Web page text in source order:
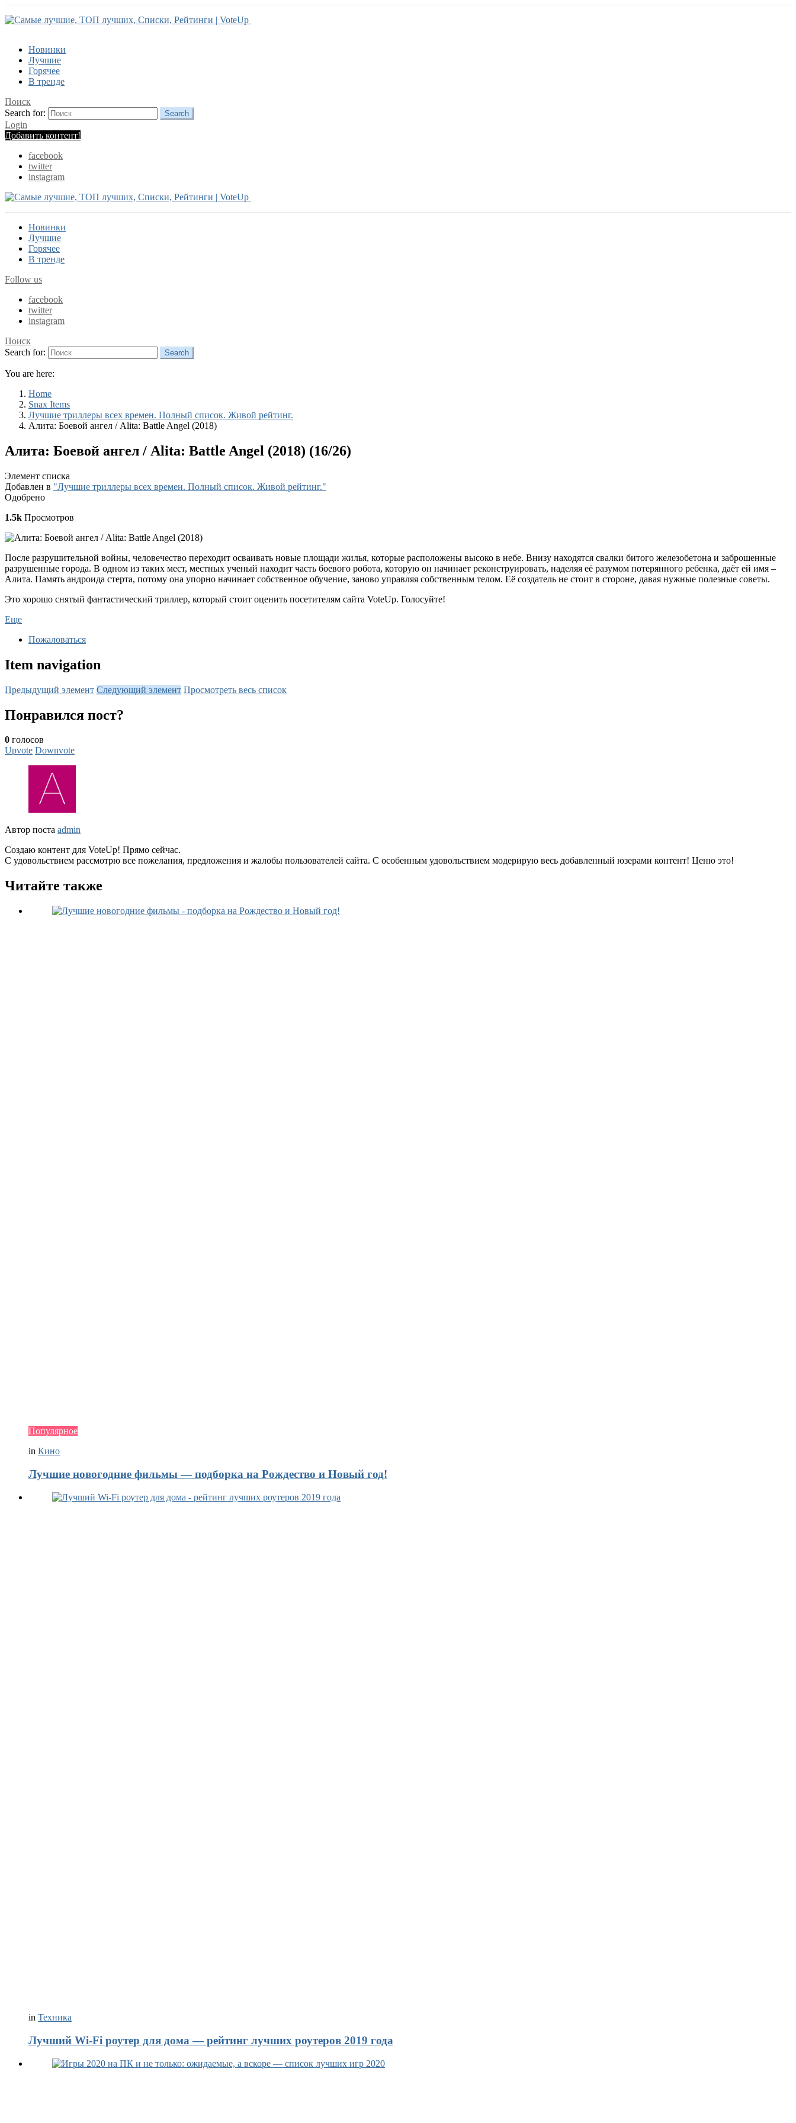
Новинки
Лучшие
Горячее
В тренде
Поиск
Search for:
Search
Login
Добавить контент!
facebook
twitter
instagram
Новинки
Лучшие
Горячее
В тренде
Follow us
facebook
twitter
instagram
Поиск
Search for:
Search
You are here:
Home
Snax Items
Лучшие триллеры всех времен. Полный список. Живой рейтинг.
Алита: Боевой ангел / Alita: Battle Angel (2018)
Алита: Боевой ангел / Alita: Battle Angel (2018) (16/26)
Элемент списка
Добавлен в "Лучшие триллеры всех времен. Полный список. Живой рейтинг."
Одобрено
1.5k Просмотров
После разрушительной войны, человечество переходит осваивать новые площади жилья, которые расположены высоко в небе. Внизу находятся свалки битого железобетона и заброшенные
разрушенные города. В одном из таких мест, местных ученый находит часть боевого робота, которую он начинает реконструировать, наделяя её разумом потерянного ребенка, даёт ей имя –
Алита. Память андроида стерта, потому она упорно начинает собственное обучение, заново управляя собственным телом. Её создатель не стоит в стороне, давая нужные полезные советы.
Это хорошо снятый фантастический триллер, который стоит оценить посетителям сайта VoteUp. Голосуйте!
Еще
Пожаловаться
Item navigation
Предыдущий элемент Следующий элемент Просмотреть весь список
Понравился пост?
0 голосов
Upvote Downvote
Автор поста admin
Создаю контент для VoteUp! Прямо сейчас.
С удовольствием рассмотрю все пожелания, предложения и жалобы пользователей сайта. С особенным удовольствием модерирую весь добавленный юзерами контент! Ценю это!
Читайте также
Популярное
in Кино
Лучшие новогодние фильмы — подборка на Рождество и Новый год!
in Техника
Лучший Wi-Fi роутер для дома — рейтинг лучших роутеров 2019 года